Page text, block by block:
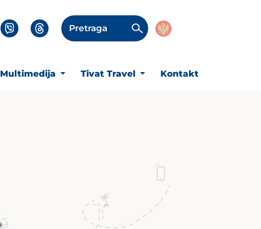
Pretraga
Multimedija Tivat Travel Kontakt